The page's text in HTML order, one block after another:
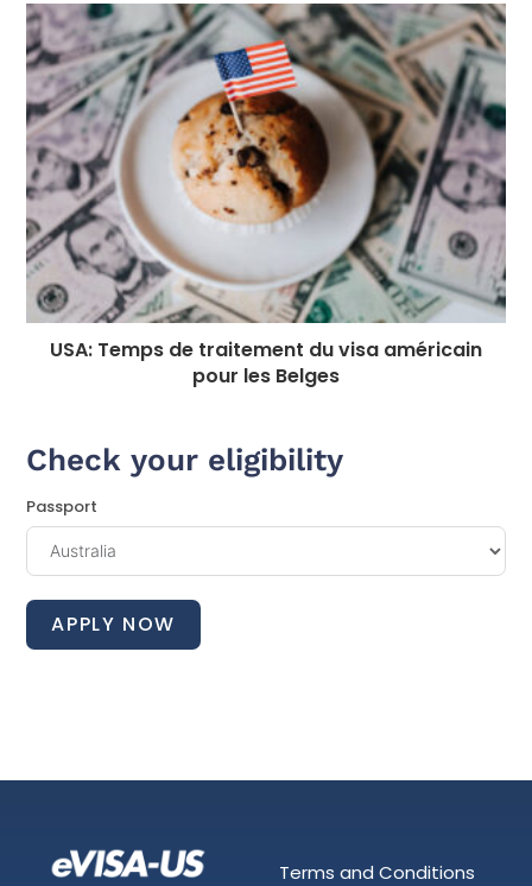
USA: Temps de traitement du visa américain
pour les Belges
Check your eligibility
Passport
APPLY NOW
Terms and Conditions